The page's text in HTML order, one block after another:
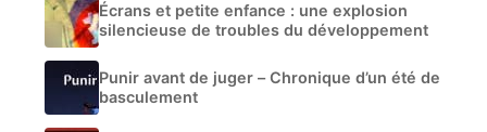
Écrans et petite enfance : une explosion
silencieuse de troubles du développement
Punir avant de juger – Chronique d’un été de
basculement